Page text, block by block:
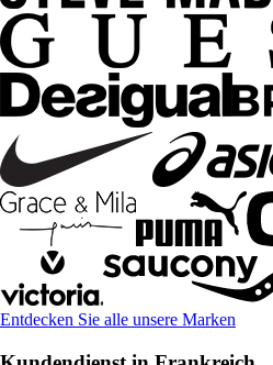
Entdecken Sie alle unsere Marken